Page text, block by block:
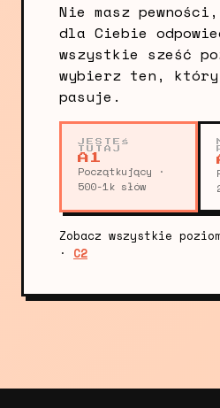
Nie masz
dla Ciebie
wszystkie sześć
wybierz ten,
pasuje.
JESTEŚ
TUTAJ
A1
Początkujący ·
500-1k słów
Zobacz wszystkie
· C2